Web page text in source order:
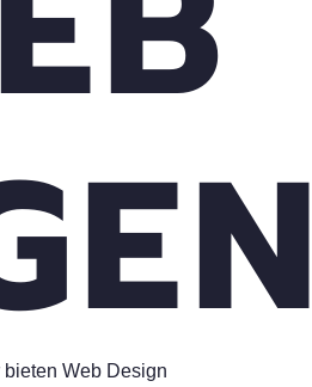
Web Design